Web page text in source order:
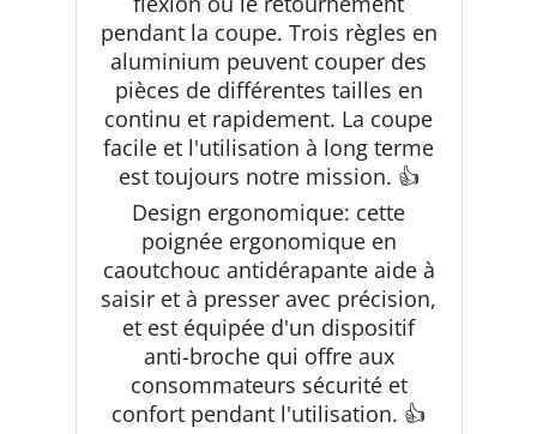
pendant la coupe. Trois règles en
aluminium peuvent couper des
pièces de différentes tailles en
continu et rapidement. La coupe
facile et l'utilisation à long terme
est toujours notre mission. 👍
Design ergonomique: cette
poignée ergonomique en
caoutchouc antidérapante aide à
saisir et à presser avec précision,
et est équipée d'un dispositif
anti-broche qui offre aux
consommateurs sécurité et
confort pendant l'utilisation. 👍